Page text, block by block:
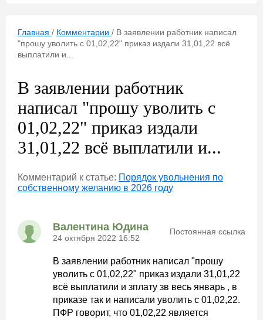
Главная / Комментарии / В заявлении работник написал
"прошу уволить с 01,02,22" приказ издали 31,01,22 всё
выплатили и...
В заявлении работник
написал "прошу уволить с
01,02,22" приказ издали
31,01,22 всё выплатили и...
Комментарий к статье: Порядок увольнения по
собственному желанию в 2026 году
Валентина Юдина
24 октября 2022 16:52
Постоянная ссылка
В заявлении работник написал "прошу
уволить с 01,02,22" приказ издали 31,01,22
всё выплатили и зплату зв весь январь , в
приказе так и написали уволить с 01,02,22.
ПФР говорит, что 01,02,22 является